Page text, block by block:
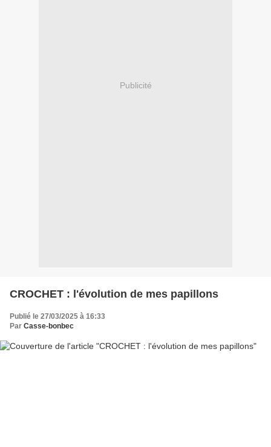
Publicité
CROCHET : l'évolution de mes papillons
Publié le 27/03/2025 à 16:33
Par Casse-bonbec